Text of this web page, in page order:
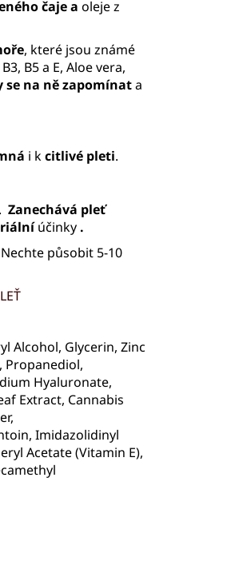
čaje a oleje z
, které jsou známé
B5 a E, Aloe vera,
se na ně zapomínata
i kcitlivé pleti.
Zanechává pleť
účinky .
působit 5-10
Alcohol, Glycerin, Zinc
Propanediol,
Hyaluronate,
Extract, Cannabis
Imidazolidinyl
Acetate (Vitamin E),